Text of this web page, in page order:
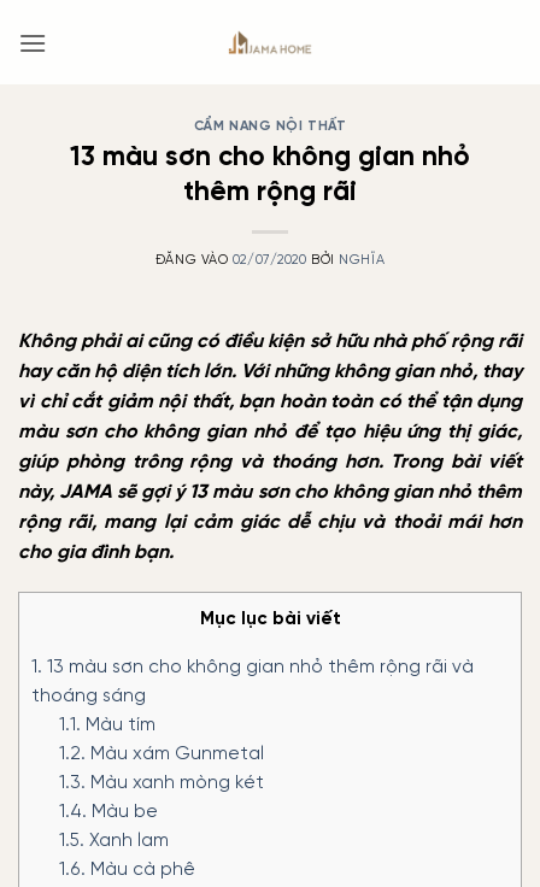
qua
CẨM NANG NỘI THẤT
13 màu sơn cho không gian nhỏ
thêm rộng rãi
ĐĂNG VÀO 02/07/2020 BỞI NGHĨA
Không phải ai cũng có điều kiện sở hữu nhà phố rộng rãi
hay căn hộ diện tích lớn. Với những không gian nhỏ, thay
vì chỉ cắt giảm nội thất, bạn hoàn toàn có thể tận dụng
màu sơn cho không gian nhỏ để tạo hiệu ứng thị giác,
giúp phòng trông rộng và thoáng hơn. Trong bài viết
này, JAMA sẽ gợi ý 13 màu sơn cho không gian nhỏ thêm
rộng rãi, mang lại cảm giác dễ chịu và thoải mái hơn
cho gia đình bạn.
Mục lục bài viết
1. 13 màu sơn cho không gian nhỏ thêm rộng rãi và
thoáng sáng
1.1. Màu tím
1.2. Màu xám Gunmetal
1.3. Màu xanh mòng két
1.4. Màu be
1.5. Xanh lam
1.6. Màu cà phê